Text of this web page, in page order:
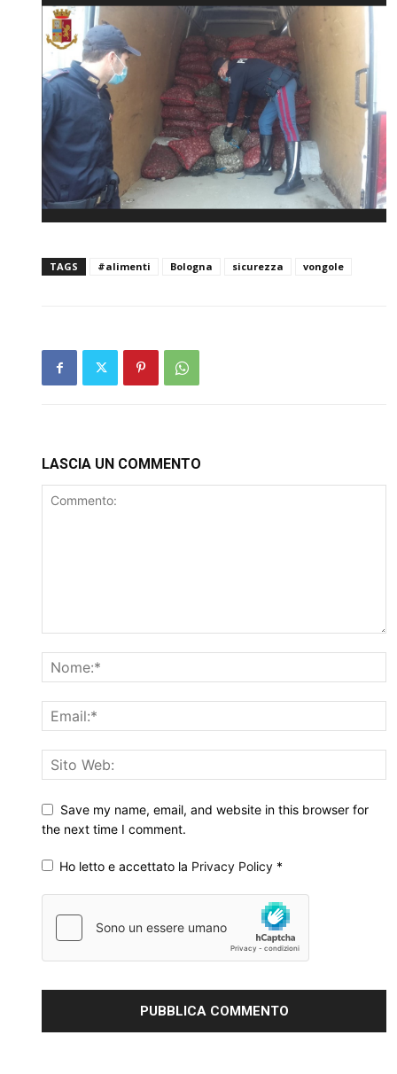
TAGS #alimenti Bologna sicurezza vongole
LASCIA UN COMMENTO
Save my name, email, and website in this browser for
the next time I comment.
Ho letto e accettato la Privacy Policy *